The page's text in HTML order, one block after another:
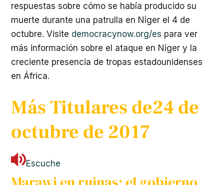
respuestas sobre cómo se había producido su
muerte durante una patrulla en Níger el 4 de
octubre. Visite democracynow.org/es para ver
más información sobre el ataque en Níger y la
creciente presencia de tropas estadounidenses
en África.
Más Titulares de24 de
octubre de 2017
Escuche